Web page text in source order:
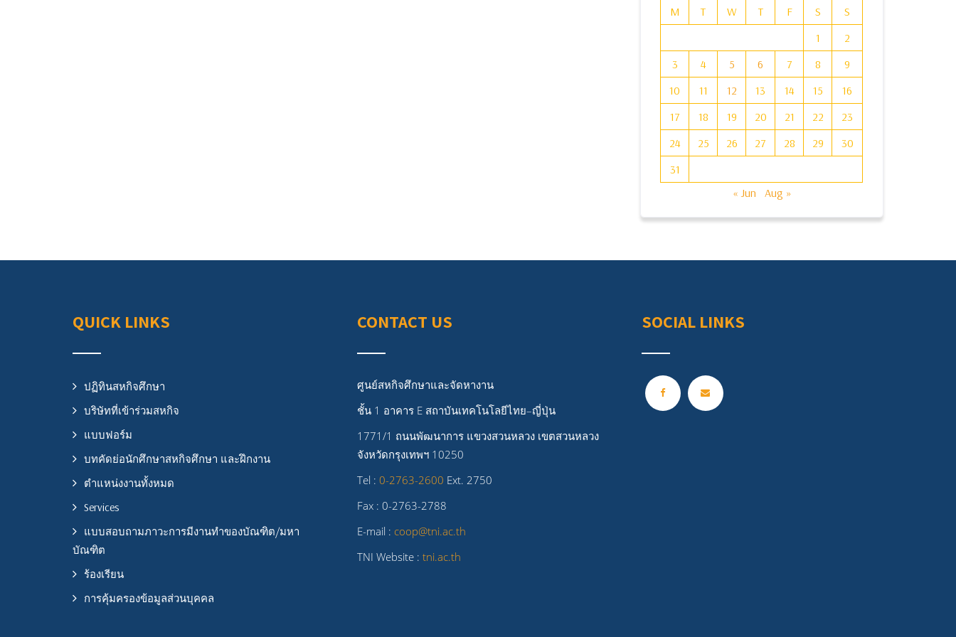
M
T W T F S
S
1
2
3
4 5 6 7 8
9
10
11 12 13 14 15
16
17
18 19 20 21 22
23
24
25 26 27 28 29
30
31
« Jun
Aug »
QUICK LINKS
ปฏิทินสหกิจศึกษา
บริษัทที่เข้าร่วมสหกิจ
แบบฟอร์ม
บทคัดย่อนักศึกษาสหกิจศึกษา และฝึกงาน
ตำแหน่งงานทั้งหมด
Services
แบบสอบถามภาวะการมีงานทำของบัณฑิต/มหา
บัณฑิต
ร้องเรียน
การคุ้มครองข้อมูลส่วนบุคคล
CONTACT US
ศูนย์สหกิจศึกษาและจัดหางาน
ชั้น 1 อาคาร E สถาบันเทคโนโลยีไทย–ญี่ปุ่น
1771/1 ถนนพัฒนาการ แขวงสวนหลวง เขตสวนหลวง
จังหวัดกรุงเทพฯ 10250
Tel : 0-2763-2600 Ext. 2750
Fax : 0-2763-2788
E-mail : coop@tni.ac.th
TNI Website : tni.ac.th
SOCIAL LINKS